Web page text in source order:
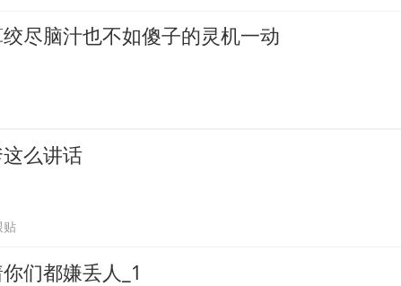
尽脑汁也不如傻子的灵机一动
么讲话
贴
们都嫌丢人_1